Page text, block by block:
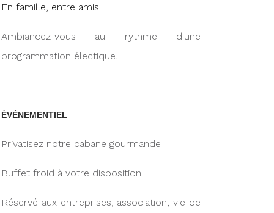
En famille, entre amis.
Ambiancez-vous au rythme d'une
programmation électique.
ÉVÈNEMENTIEL
Privatisez notre cabane gourmande
Buffet froid à votre disposition
Réservé aux entreprises, association, vie de